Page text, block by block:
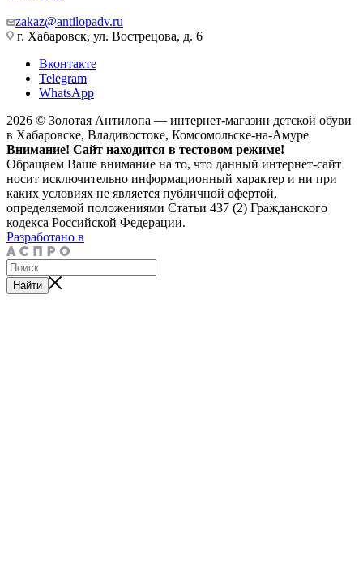
zakaz@antilopadv.ru
г. Хабаровск, ул. Вострецова, д. 6
Вконтакте
Telegram
WhatsApp
2026 © Золотая Антилопа — интернет-магазин детской обуви
в Хабаровске, Владивостоке, Комсомольске-на-Амуре
Внимание! Сайт находится в тестовом режиме!
Обращаем Ваше внимание на то, что данный интернет-сайт
носит исключительно информационный характер и ни при
каких условиях не является публичной офертой,
определяемой положениями Статьи 437 (2) Гражданского
кодекса Российской Федерации.
Разработано в
Найти